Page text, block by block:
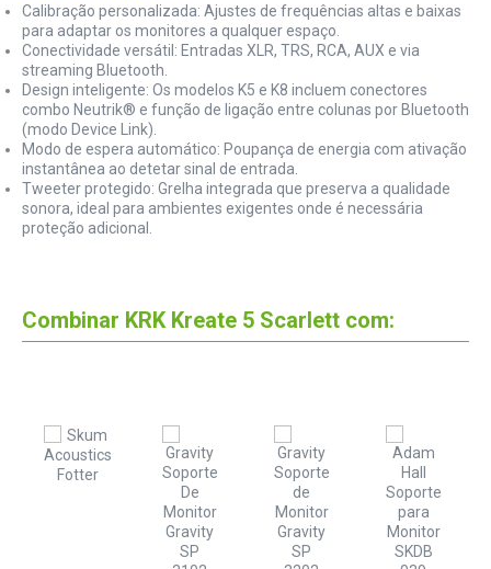
Calibração personalizada: Ajustes de frequências altas e baixas
para adaptar os monitores a qualquer espaço.
Conectividade versátil: Entradas XLR, TRS, RCA, AUX e via
streaming Bluetooth.
Design inteligente: Os modelos K5 e K8 incluem conectores
combo Neutrik® e função de ligação entre colunas por Bluetooth
(modo Device Link).
Modo de espera automático: Poupança de energia com ativação
instantânea ao detetar sinal de entrada.
Tweeter protegido: Grelha integrada que preserva a qualidade
sonora, ideal para ambientes exigentes onde é necessária
proteção adicional.
Combinar KRK Kreate 5 Scarlett com: